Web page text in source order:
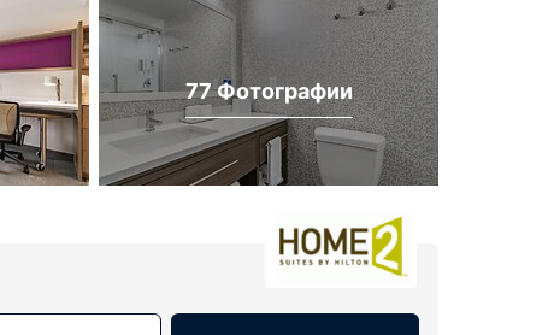
77 Фотографии